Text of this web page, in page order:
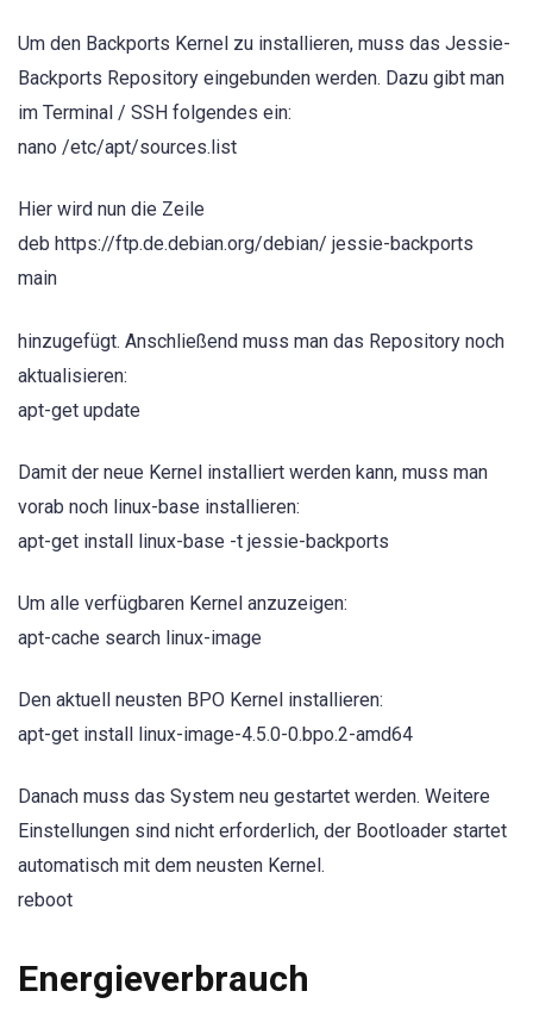
Um den Backports Kernel zu installieren, muss das Jessie-
Backports Repository eingebunden werden. Dazu gibt man
im Terminal / SSH folgendes ein:
nano /etc/apt/sources.list
Hier wird nun die Zeile
deb https://ftp.de.debian.org/debian/ jessie-backports
main
hinzugefügt. Anschließend muss man das Repository noch
aktualisieren:
apt-get update
Damit der neue Kernel installiert werden kann, muss man
vorab noch linux-base installieren:
apt-get install linux-base -t jessie-backports
Um alle verfügbaren Kernel anzuzeigen:
apt-cache search linux-image
Den aktuell neusten BPO Kernel installieren:
apt-get install linux-image-4.5.0-0.bpo.2-amd64
Danach muss das System neu gestartet werden. Weitere
Einstellungen sind nicht erforderlich, der Bootloader startet
automatisch mit dem neusten Kernel.
reboot
Energieverbrauch